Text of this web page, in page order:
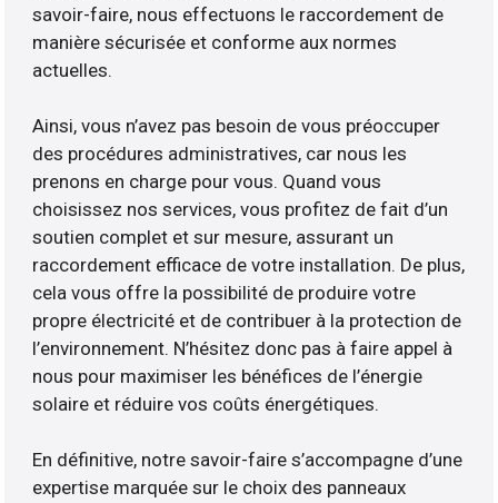
savoir-faire, nous effectuons le raccordement de
manière sécurisée et conforme aux normes
actuelles.
Ainsi, vous n’avez pas besoin de vous préoccuper
des procédures administratives, car nous les
prenons en charge pour vous. Quand vous
choisissez nos services, vous profitez de fait d’un
soutien complet et sur mesure, assurant un
raccordement efficace de votre installation. De plus,
cela vous offre la possibilité de produire votre
propre électricité et de contribuer à la protection de
l’environnement. N’hésitez donc pas à faire appel à
nous pour maximiser les bénéfices de l’énergie
solaire et réduire vos coûts énergétiques.
En définitive, notre savoir-faire s’accompagne d’une
expertise marquée sur le choix des panneaux